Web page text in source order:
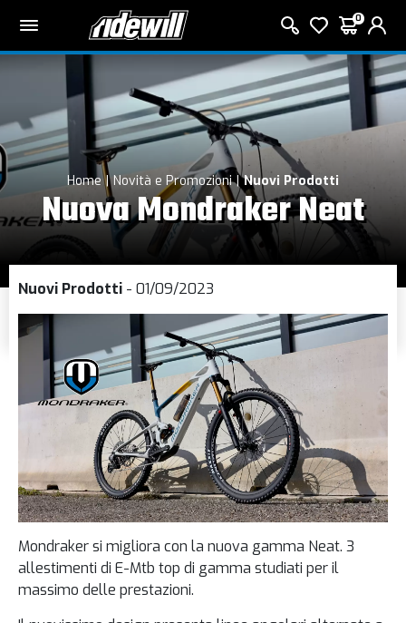
0
Home Novità e Promozioni Nuovi Prodotti
Nuova Mondraker Neat
Nuovi Prodotti - 01/09/2023
Mondraker si migliora con la nuova gamma Neat. 3
allestimenti di E-Mtb top di gamma studiati per il
massimo delle prestazioni.